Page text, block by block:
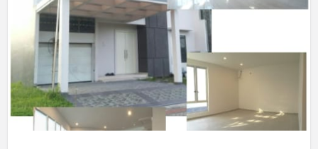
Grand
Island
New
Minimalis
Mewah